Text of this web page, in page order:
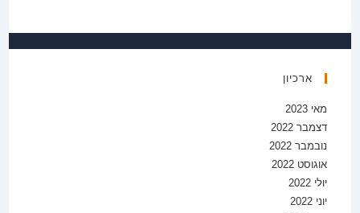
ארכיון
מאי 2023
דצמבר 2022
נובמבר 2022
אוגוסט 2022
יולי 2022
יוני 2022